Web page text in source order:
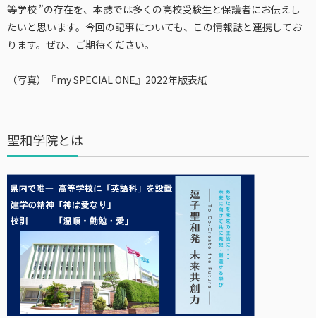
等学校 ”の存在を、本誌では多くの高校受験生と保護者にお伝えし
たいと思います。今回の記事についても、この情報誌と連携してお
ります。ぜひ、ご期待ください。
（写真）『my SPECIAL ONE』2022年版表紙
聖和学院とは